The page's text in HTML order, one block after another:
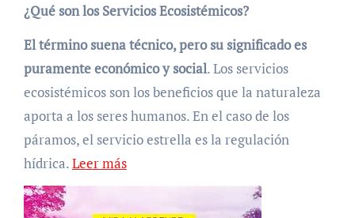
¿Qué son los Servicios Ecosistémicos?
El término suena técnico, pero su significado es
puramente económico y social. Los servicios
ecosistémicos son los beneficios que la naturaleza
aporta a los seres humanos. En el caso de los
páramos, el servicio estrella es la regulación
hídrica.Leer más